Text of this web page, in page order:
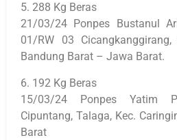
5. 288 Kg Beras
21/03/24 Ponpes Bustanul
01/RW 03
Bandung Barat – Jawa Barat.
6. 192 Kg Beras
15/03/24 Ponpes Yatim
Cipuntang, Talaga, Kec.
Barat